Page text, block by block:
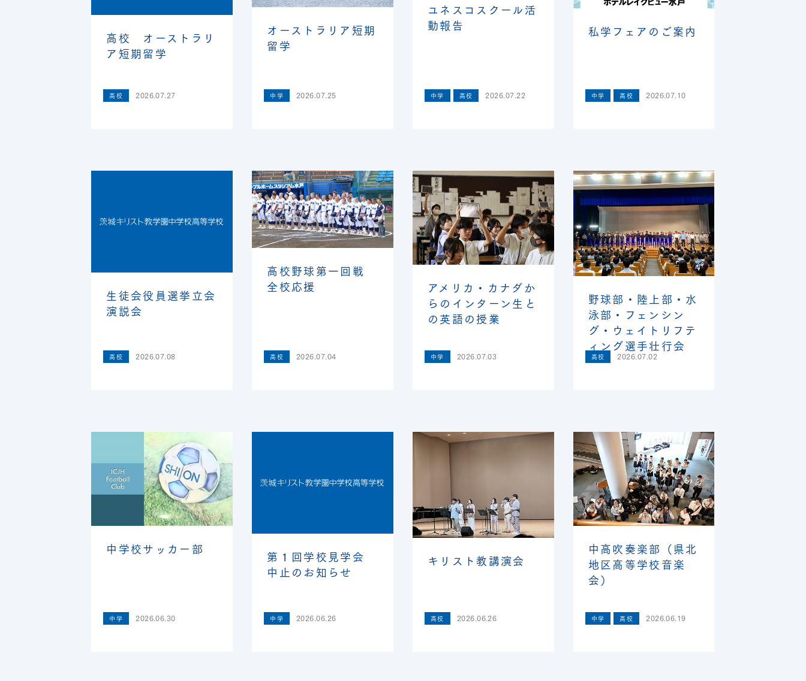
高校 オーストラリ
ア短期留学
高校 2026.07.27
オーストラリア短期
留学
中学 2026.07.25
ユネスコスクール活
動報告
中学 高校 2026.07.22
私学フェアのご案内
中学 高校 2026.07.10
生徒会役員選挙立会
演説会
高校 2026.07.08
高校野球第一回戦
全校応援
高校 2026.07.04
アメリカ・カナダか
らのインターン生と
の英語の授業
中学 2026.07.03
野球部・陸上部・水
泳部・フェンシン
グ・ウェイトリフテ
ィング選手壮行会
高校 2026.07.02
中学校サッカー部
中学 2026.06.30
第１回学校見学会
中止のお知らせ
中学 2026.06.26
キリスト教講演会
高校 2026.06.26
中高吹奏楽部（県北
地区高等学校音楽
会）
中学 高校 2026.06.19